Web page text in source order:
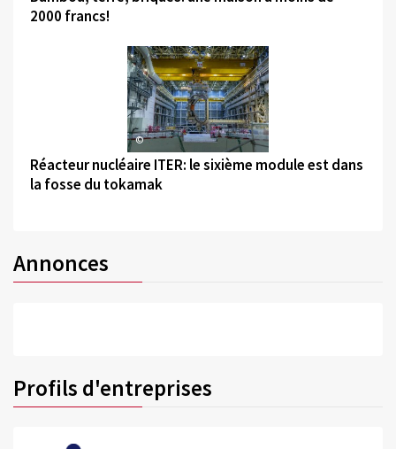
2000 francs!
©
Réacteur nucléaire ITER: le sixième module est dans
la fosse du tokamak
Annonces
Profils d'entreprises